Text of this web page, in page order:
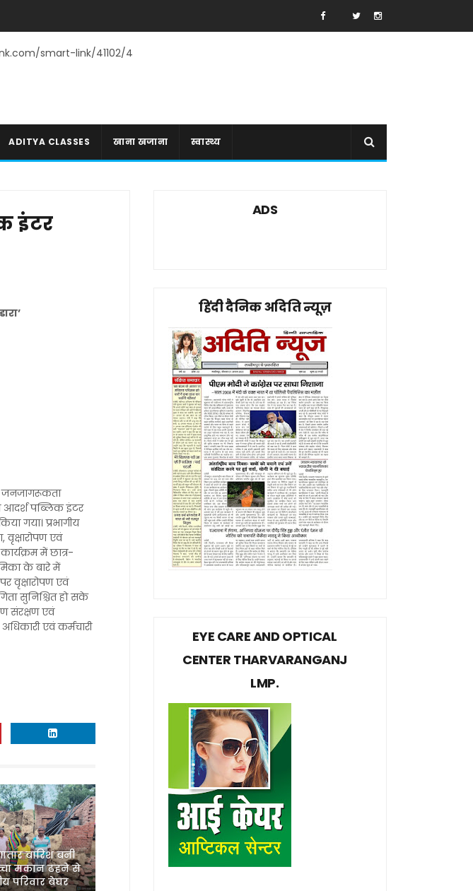
smart-link/41102/4
ADITYA CLASSES खाना खजाना स्वास्थ्य
इंटर
जनजागरूकता
आदर्श पब्लिक इंटर
गया। प्रभागीय
वृक्षारोपण एवं
में छात्र-
के बारे में
वृक्षारोपण एवं
सुनिश्चित हो सके
संरक्षण एवं
एवं कर्मचारी
बारिश बनी
मकान ढहने से
परिवार बेघर
ADS
हिंदी दैनिक अदिति न्यूज़
EYE CARE AND OPTICAL
CENTER THARVARANGANJ
LMP.